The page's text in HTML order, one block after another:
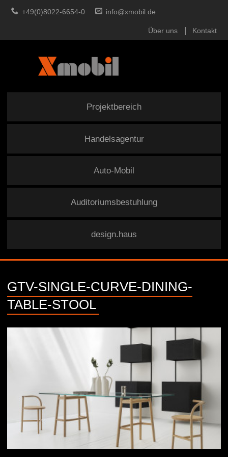
+49(0)8022-6654-0 info@xmobil.de
Über uns Kontakt
Projektbereich
Handelsagentur
Auto-Mobil
Auditoriumsbestuhlung
design.haus
GTV-SINGLE-CURVE-DINING-
TABLE-STOOL